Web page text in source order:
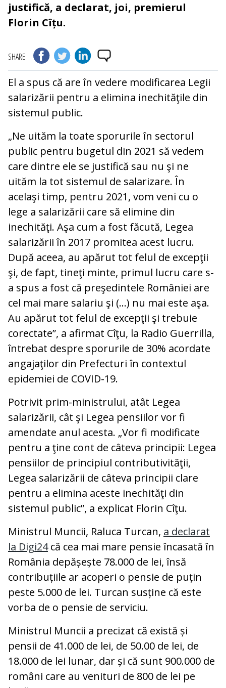
justifică, a declarat, joi, premierul
Florin Cîțu.
SHARE
El a spus că are în vedere modificarea Legii
salarizării pentru a elimina inechităţile din
sistemul public.
„Ne uităm la toate sporurile în sectorul
public pentru bugetul din 2021 să vedem
care dintre ele se justifică sau nu şi ne
uităm la tot sistemul de salarizare. În
acelaşi timp, pentru 2021, vom veni cu o
lege a salarizării care să elimine din
inechităţi. Aşa cum a fost făcută, Legea
salarizării în 2017 promitea acest lucru.
După aceea, au apărut tot felul de excepţii
şi, de fapt, tineţi minte, primul lucru care s-
a spus a fost că preşedintele României are
cel mai mare salariu şi (...) nu mai este aşa.
Au apărut tot felul de excepţii şi trebuie
corectate”, a afirmat Cîţu, la Radio Guerrilla,
întrebat despre sporurile de 30% acordate
angajaţilor din Prefecturi în contextul
epidemiei de COVID-19.
Potrivit prim-ministrului, atât Legea
salarizării, cât şi Legea pensiilor vor fi
amendate anul acesta. „Vor fi modificate
pentru a ţine cont de câteva principii: Legea
pensiilor de principiul contributivităţii,
Legea salarizării de câteva principii clare
pentru a elimina aceste inechităţi din
sistemul public”, a explicat Florin Cîţu.
Ministrul Muncii, Raluca Turcan, a declarat
la Digi24că cea mai mare pensie încasată în
România depășește 78.000 de lei, însă
contribuțiile ar acoperi o pensie de puțin
peste 5.000 de lei. Turcan susține că este
vorba de o pensie de serviciu.
Ministrul Muncii a precizat că există și
pensii de 41.000 de lei, de 50.00 de lei, de
18.000 de lei lunar, dar și că sunt 900.000 de
români care au venituri de 800 de lei pe